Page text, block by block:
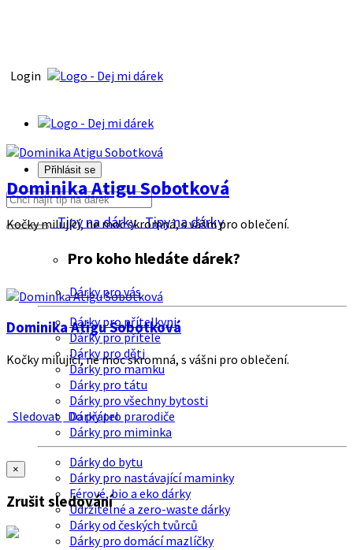
Login
Přihlásit se
Tipy na dárkyTipy na dárky
Pro koho hledáte dárek?
Dárky pro vás
Dárky pro přítelkyni
Dárky pro přítele
Dárky pro děti
Dárky pro mamku
Dárky pro tátu
Dárky pro všechny bytosti
Dárky pro prarodiče
Dárky pro miminka
Dárky do bytu
Dárky pro nastávající maminky
Férové, bio a eko dárky
Udržitelné a zero-waste dárky
Dárky od českých tvůrců
Dárky pro domácí mazlíčky
Dominika Atigu Sobotková
Kočky milující, ne moc skromná, s vášni pro oblečení.
Dominika Atigu Sobotková
Kočky milující, ne moc skromná, s vášni pro oblečení.
Sledovat Do přátel
×
Zrušit sledování